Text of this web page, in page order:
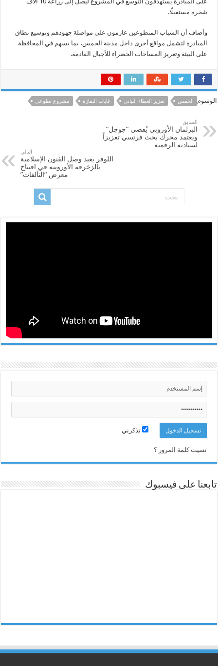
شجرة مستقبلًا.
وأضاف أن الشباب المتطوعين عازمون على مواصلة جهودهم وتوسيع نطاق
المبادرة لتشمل مواقع أخرى داخل مدينة الخمس، بما يسهم في المحافظة
على البيئة وتعزيز المساحات الخضراء للأجيال القادمة.
الوسوم الخمس تعزيز الغطاء النباتي غابات النقازة مشروع تطوعي
السابق
البرلمان الأوروبي يُقصي “جوجل”
ويعتمد محرك بحث فرنسي تعزيزاً
لسيادته الرقمية ​
التالي
اللوفر يعيد وصل الفنون الإسلامية
بالزخرفة الأوروبية في افتتاح
معرض “التآلفات”
تذكرني
نسيت كلمة المرور ؟
تابعنا على فيسبوك